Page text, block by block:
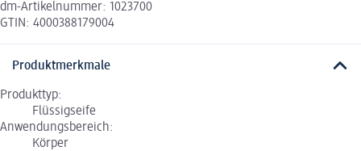
dm-Artikelnummer: 1023700
GTIN: 4000388179004
Produktmerkmale
Produkttyp:
Flüssigseife
Anwendungsbereich:
Körper